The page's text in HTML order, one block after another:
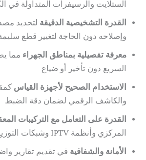
الستلايت والرسيفرات المتداولة في
القدرة التشخيصية الدقيقة لتحديد
وإصلاحه دون الحاجة لتغيير قطع
معرفة تفصيلية بمناطق الجهراء مما
السريع دون تأخير أو ضياع
الاستخدام الصحيح لأجهزة القياس
والكاشف الرقمي لضمان دقة الضبط
القدرة على التعامل مع التركيبات
المركزي وأنظمة IPTV وشبكات التوزيع الكبيرة
الأمانة والشفافية في تقديم تقارير